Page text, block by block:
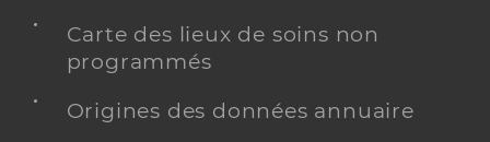
Carte des lieux de soins non
programmés
Origines des données annuaire